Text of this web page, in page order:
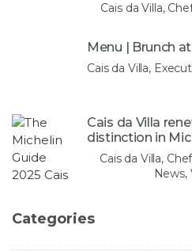
Cais da Villa,
Menu | Brunch
Cais da Villa,
Cais da Villa
distinction in
Cais da Villa,
News,
Categories